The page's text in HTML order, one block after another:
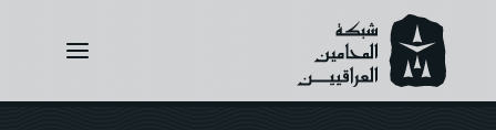
content